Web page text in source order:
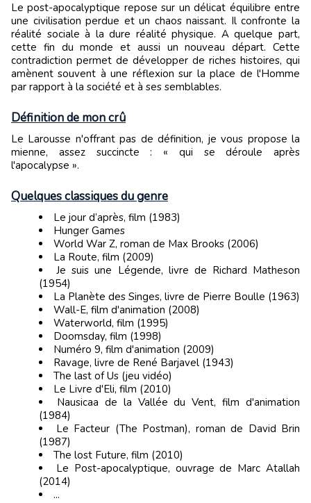
Le post-apocalyptique repose sur un délicat équilibre entre
une civilisation perdue et un chaos naissant. Il confronte la
réalité sociale à la dure réalité physique. A quelque part,
cette fin du monde et aussi un nouveau départ. Cette
contradiction permet de développer de riches histoires, qui
amènent souvent à une réflexion sur la place de l'Homme
par rapport à la société et à ses semblables.
Définition de mon crû
Le Larousse n'offrant pas de définition, je vous propose la
mienne, assez succincte : « qui se déroule après
l'apocalypse ».
Quelques classiques du genre
Le jour d’après, film (1983)
Hunger Games
World War Z, roman de Max Brooks (2006)
La Route, film (2009)
Je suis une Légende, livre de Richard Matheson
(1954)
La Planète des Singes, livre de Pierre Boulle (1963)
Wall-E, film d'animation (2008)
Waterworld, film (1995)
Doomsday, film (1998)
Numéro 9, film d'animation (2009)
Ravage, livre de René Barjavel (1943)
The last of Us (jeu vidéo)
Le Livre d'Eli, film (2010)
Nausicaa de la Vallée du Vent, film d'animation
(1984)
Le Facteur (The Postman), roman de David Brin
(1987)
The lost Future, film (2010)
Le Post-apocalyptique, ouvrage de Marc Atallah
(2014)
...